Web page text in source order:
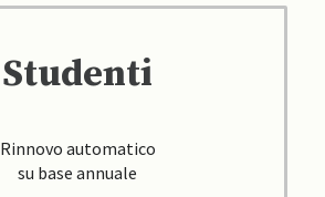
Studenti
Rinnovo automatico
su base annuale